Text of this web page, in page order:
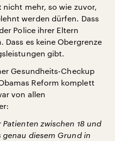
mehr, so wie zuvor,
werden dürfen. Dass
Police ihrer Eltern
es keine Obergrenze
gibt.
Gesundheits-Checkup
Reform komplett
von allen
zwischen 18 und
genau diesem Grund in